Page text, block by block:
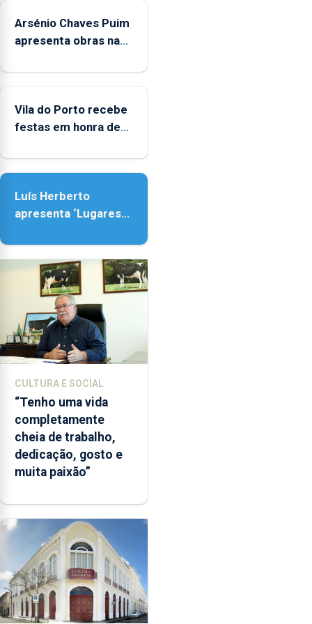
Arsénio Chaves Puim
apresenta obras na
Porto
Vila do Porto recebe
festas em honra de
Assunção
Luís Herberto
apresenta ‘Lugares
CULTURA E SOCIAL
“Tenho uma vida
completamente
cheia de trabalho,
dedicação, gosto e
muita paixão”